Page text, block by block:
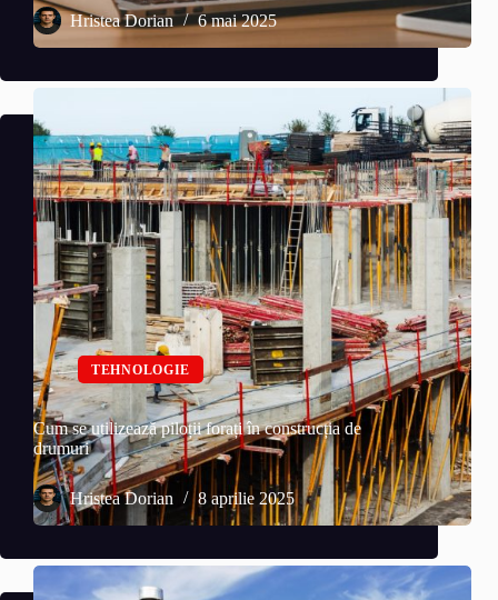
Hristea Dorian 6 mai 2025
TEHNOLOGIE
Cum se utilizează piloții forați în construcția de
drumuri
Hristea Dorian 8 aprilie 2025